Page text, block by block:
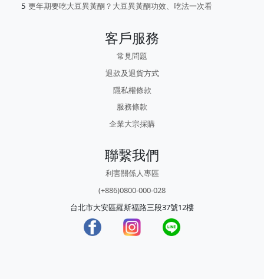
更年期要吃大豆異黃酮？大豆異黃酮功效、吃法一次看
客戶服務
常見問題
退款及退貨方式
隱私權條款
服務條款
企業大宗採購
聯繫我們
利害關係人專區
(+886)0800-000-028
台北市大安區羅斯福路三段37號12樓